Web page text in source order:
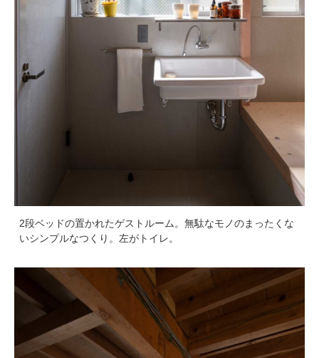
2段ベッドの置かれたゲストルーム。無駄なモノのまったくな
いシンプルなつくり。左がトイレ。